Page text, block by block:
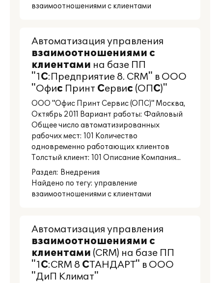
взаимоотношениями с клиентами
Автоматизация управления
взаимоотношениями с
клиентами на базе ПП
"1С:Предприятие 8. CRM" в ООО
"Офис Принт Сервис (ОПС)"
ООО "Офис Принт Сервис (ОПС)" Москва,
Октябрь 2011 Вариант работы: Файловый
Общее число автоматизированных
рабочих мест: 101 Количество
одновременно работающих клиентов
Толстый клиент: 101 Описание Компания...
Раздел: Внедрения
Найдено по тегу: управление
взаимоотношениями с клиентами
Автоматизация управления
взаимоотношениями с
клиентами (CRM) на базе ПП
"1С:CRM 8 СТАНДАРТ" в ООО
"ДиП Климат"